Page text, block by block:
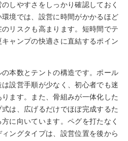
しやすさをしっかり確認しておく
境では、設営に時間がかかるほど
リスクも高まります。短時間でテ
ャンプの快適さに直結するポイン
本数とテントの構造です。ポール
設営手順が少なく、初心者でも迷
ます。また、骨組みが一体化した
は、広げるだけでほぼ完成するた
に向いています。ペグを打たなく
ングタイプは、設営位置を後から